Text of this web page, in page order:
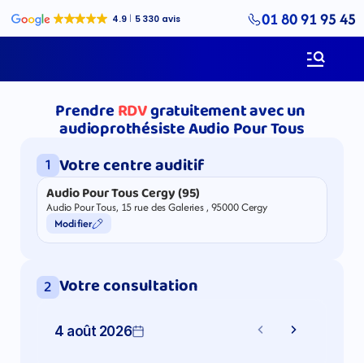
01 80 91 95 45
PrendreRDVgratuitement avec un
audioprothésiste Audio Pour Tous
1 Votre centre auditif
Audio Pour Tous Cergy (95)
Audio Pour Tous, 15 rue des Galeries , 95000 Cergy
Modifier
2 Votre consultation
4 août 2026